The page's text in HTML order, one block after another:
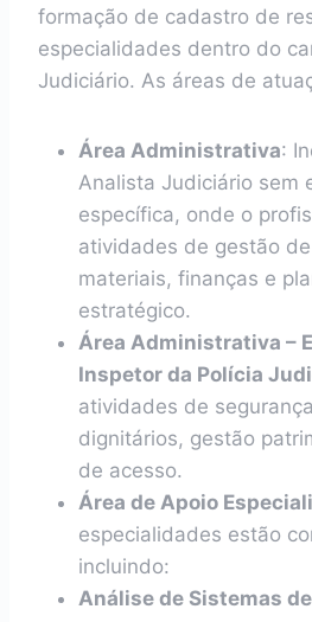
formação de cadastro de
especialidades dentro do
Judiciário. As áreas de
Área Administrativa:
Analista Judiciário sem
específica, onde o
atividades de gestão
materiais, finanças e
estratégico.
Área Administrativa –
Inspetor da Polícia
atividades de
dignitários, gestão
de acesso.
Área de Apoio
especialidades estão
incluindo:
Análise de Sistemas